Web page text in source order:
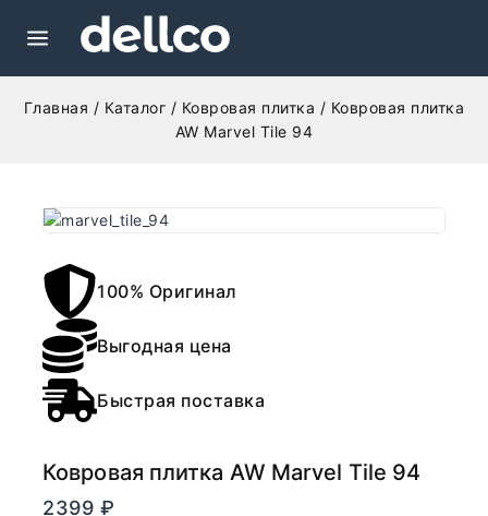
Главная / Каталог / Ковровая плитка / Ковровая плитка
AW Marvel Tile 94
100% Оригинал
Выгодная цена
Быстрая поставка
Ковровая плитка AW Marvel Tile 94
2399 ₽